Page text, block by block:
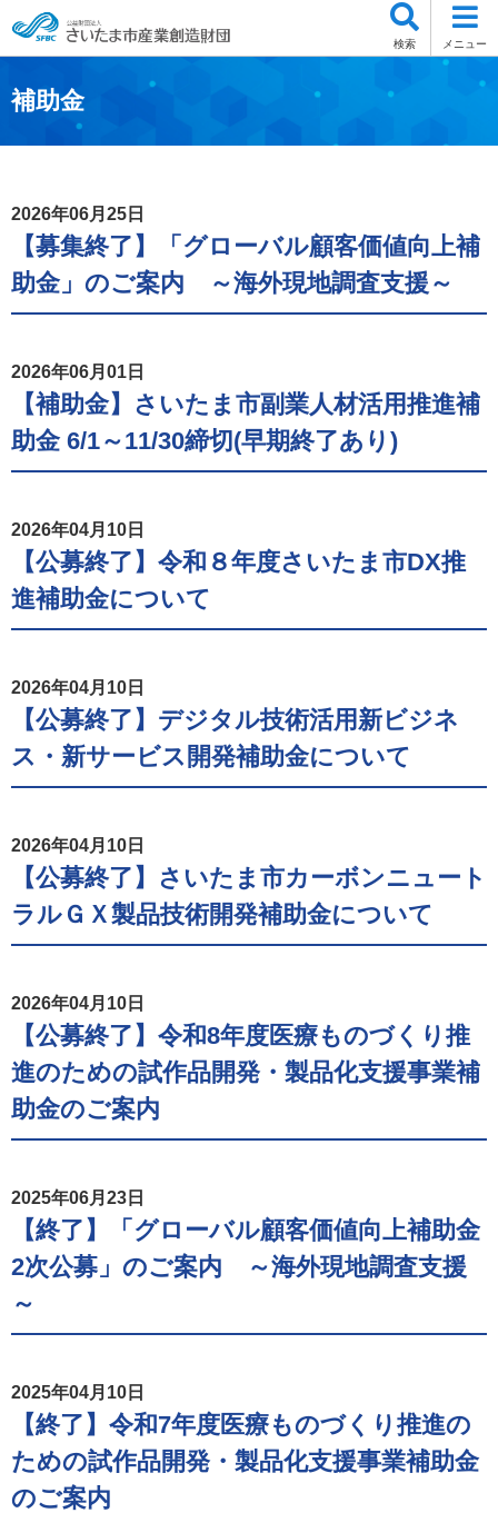
検索 メニュー
補助金
2026年06月25日
【募集終了】「グローバル顧客価値向上補
助金」のご案内 ～海外現地調査支援～
2026年06月01日
【補助金】さいたま市副業人材活用推進補
助金 6/1～11/30締切(早期終了あり)
2026年04月10日
【公募終了】令和８年度さいたま市DX推
進補助金について
2026年04月10日
【公募終了】デジタル技術活用新ビジネ
ス・新サービス開発補助金について
2026年04月10日
【公募終了】さいたま市カーボンニュート
ラルＧＸ製品技術開発補助金について
2026年04月10日
【公募終了】令和8年度医療ものづくり推
進のための試作品開発・製品化支援事業補
助金のご案内
2025年06月23日
【終了】「グローバル顧客価値向上補助金
2次公募」のご案内 ～海外現地調査支援
～
2025年04月10日
【終了】令和7年度医療ものづくり推進の
ための試作品開発・製品化支援事業補助金
のご案内